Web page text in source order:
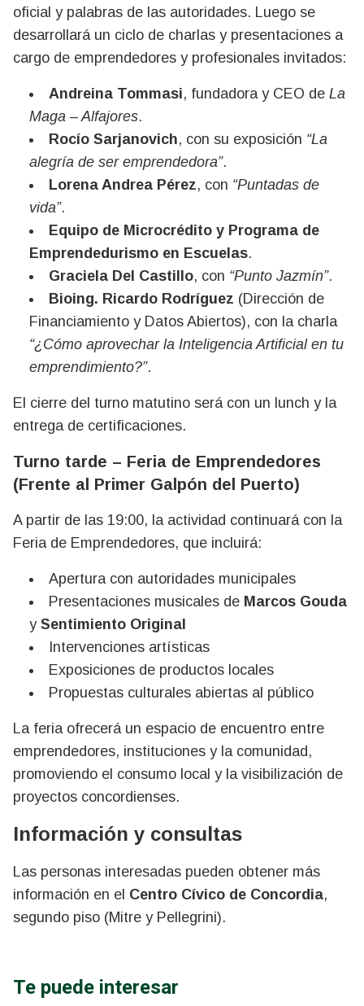
oficial y palabras de las autoridades. Luego se
desarrollará un ciclo de charlas y presentaciones a
cargo de emprendedores y profesionales invitados:
Andreina Tommasi, fundadora y CEO de La
Maga – Alfajores.
Rocío Sarjanovich, con su exposición “La
alegría de ser emprendedora”.
Lorena Andrea Pérez, con “Puntadas de
vida”.
Equipo de Microcrédito y Programa de
Emprendedurismo en Escuelas.
Graciela Del Castillo, con “Punto Jazmín”.
Bioing. Ricardo Rodríguez (Dirección de
Financiamiento y Datos Abiertos), con la charla
“¿Cómo aprovechar la Inteligencia Artificial en tu
emprendimiento?”.
El cierre del turno matutino será con un lunch y la
entrega de certificaciones.
Turno tarde – Feria de Emprendedores
(Frente al Primer Galpón del Puerto)
A partir de las 19:00, la actividad continuará con la
Feria de Emprendedores, que incluirá:
Apertura con autoridades municipales
Presentaciones musicales de Marcos Gouda
y Sentimiento Original
Intervenciones artísticas
Exposiciones de productos locales
Propuestas culturales abiertas al público
La feria ofrecerá un espacio de encuentro entre
emprendedores, instituciones y la comunidad,
promoviendo el consumo local y la visibilización de
proyectos concordienses.
Información y consultas
Las personas interesadas pueden obtener más
información en el Centro Cívico de Concordia,
segundo piso (Mitre y Pellegrini).
Te puede interesar